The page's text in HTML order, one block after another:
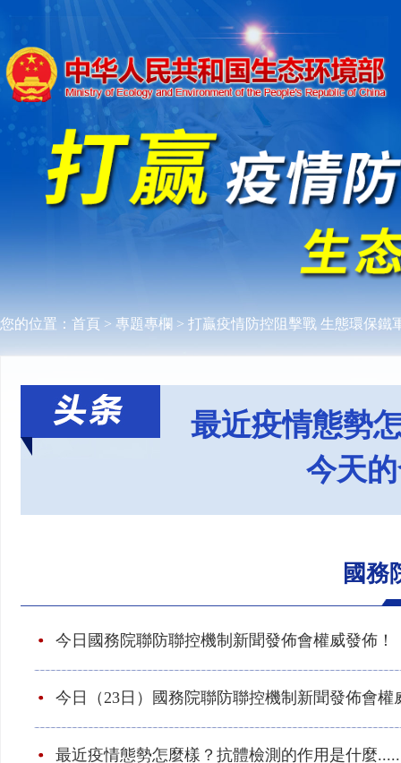
您的位置： 首頁 > 專題專欄 > 打贏疫情防控阻擊戰 生態環保鐵
最近疫情態勢
今天
國務
今日國務院聯防聯控機制新聞發佈會權威發佈！
今日（23日）國務院聯防聯控機制新聞發佈會權
最近疫情態勢怎麼樣？抗體檢測的作用是什麼